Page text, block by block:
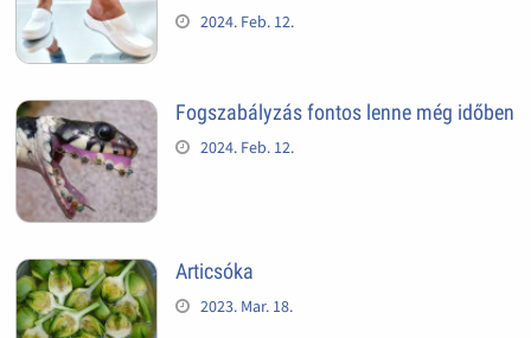
2024. Feb. 12.
Fogszabályzás fontos lenne még időben
2024. Feb. 12.
Articsóka
2023. Mar. 18.